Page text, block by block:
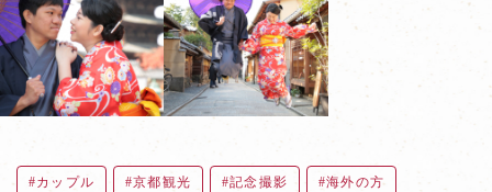
カップル 京都観光 記念撮影 海外の方